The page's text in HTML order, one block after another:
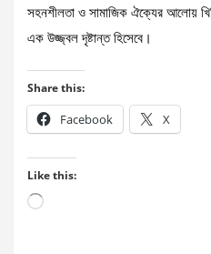
সহনশীলতা ও সামাজিক ঐক্যের আলোয়
এক উজ্জ্বল দৃষ্টান্ত হিসেবে।
Share this:
Facebook X
Like this:
Loading…